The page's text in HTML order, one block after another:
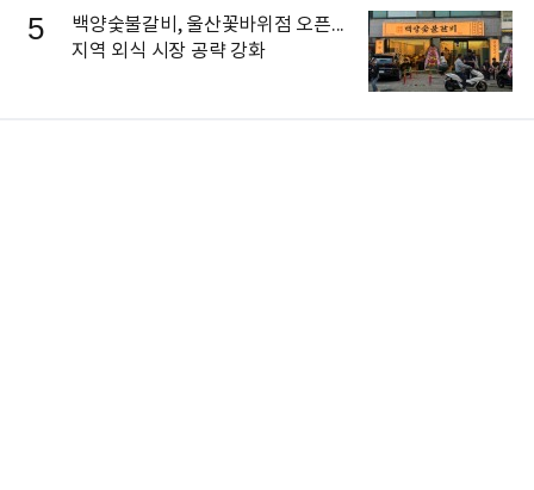
5
백양숯불갈비, 울산꽃바위점 오픈...
지역 외식 시장 공략 강화